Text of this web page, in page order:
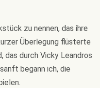
zu nennen, das ihre
Überlegung flüsterte
das durch Vicky Leandros
begann ich, die